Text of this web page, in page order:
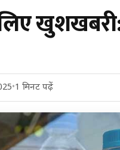
•1 मिनट पढ़ें